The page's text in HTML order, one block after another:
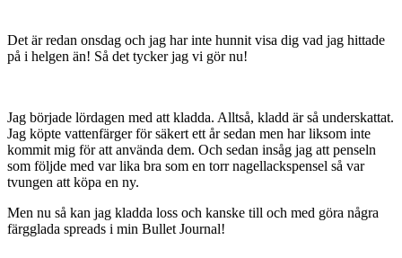
Det är redan onsdag och jag har inte hunnit visa dig vad jag hittade
på i helgen än! Så det tycker jag vi gör nu!
Jag började lördagen med att kladda. Alltså, kladd är så underskattat.
Jag köpte vattenfärger för säkert ett år sedan men har liksom inte
kommit mig för att använda dem. Och sedan insåg jag att penseln
som följde med var lika bra som en torr nagellackspensel så var
tvungen att köpa en ny.
Men nu så kan jag kladda loss och kanske till och med göra några
färgglada spreads i min Bullet Journal!